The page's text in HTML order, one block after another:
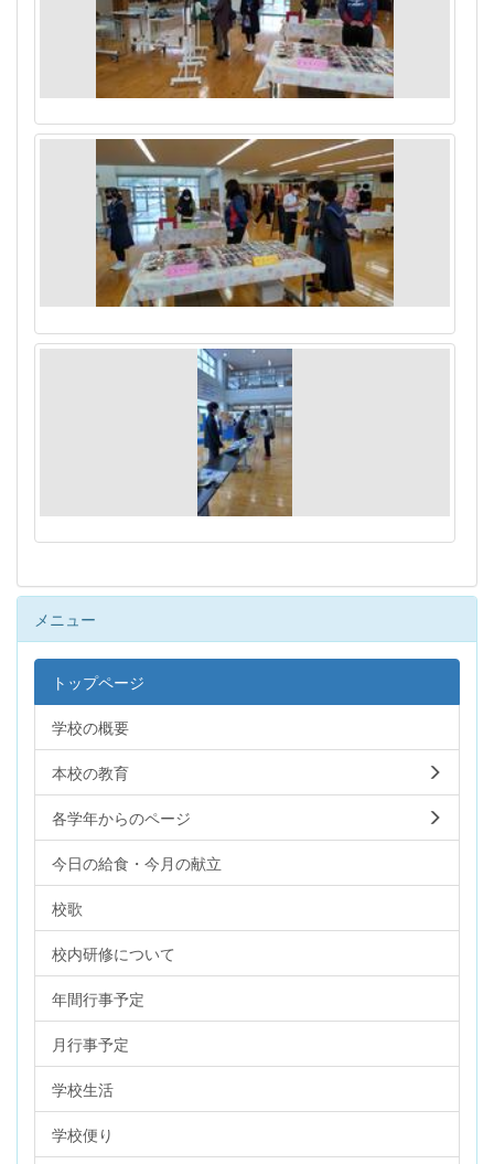
メニュー
トップページ
学校の概要
本校の教育
各学年からのページ
今日の給食・今月の献立
校歌
校内研修について
年間行事予定
月行事予定
学校生活
学校便り